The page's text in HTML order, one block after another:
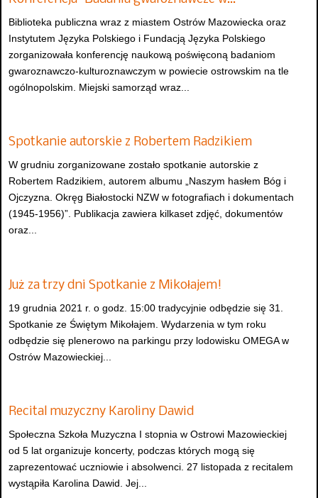
Biblioteka publiczna wraz z miastem Ostrów Mazowiecka oraz
Instytutem Języka Polskiego i Fundacją Języka Polskiego
zorganizowała konferencję naukową poświęconą badaniom
gwaroznawczo-kulturoznawczym w powiecie ostrowskim na tle
ogólnopolskim. Miejski samorząd wraz...
Spotkanie autorskie z Robertem Radzikiem
W grudniu zorganizowane zostało spotkanie autorskie z
Robertem Radzikiem, autorem albumu „Naszym hasłem Bóg i
Ojczyzna. Okręg Białostocki NZW w fotografiach i dokumentach
(1945-1956)”. Publikacja zawiera kilkaset zdjęć, dokumentów
oraz...
Już za trzy dni Spotkanie z Mikołajem!
19 grudnia 2021 r. o godz. 15:00 tradycyjnie odbędzie się 31.
Spotkanie ze Świętym Mikołajem. Wydarzenia w tym roku
odbędzie się plenerowo na parkingu przy lodowisku OMEGA w
Ostrów Mazowieckiej...
Recital muzyczny Karoliny Dawid
Społeczna Szkoła Muzyczna I stopnia w Ostrowi Mazowieckiej
od 5 lat organizuje koncerty, podczas których mogą się
zaprezentować uczniowie i absolwenci. 27 listopada z recitalem
wystąpiła Karolina Dawid. Jej...